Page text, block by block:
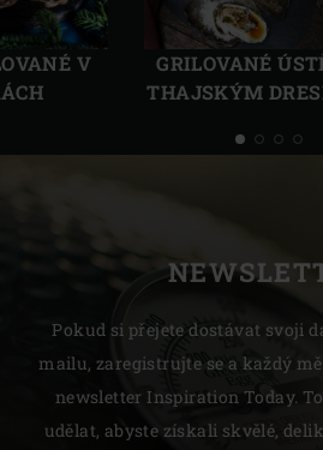
V
GRILOVANÉ
THAJSKÝM
Předchozí
Pokud si přejete dostávat svoji
mailu, zaregistrujte se a každý
newsletter Inspiration Today.
udělat, abyste získali skvělé,